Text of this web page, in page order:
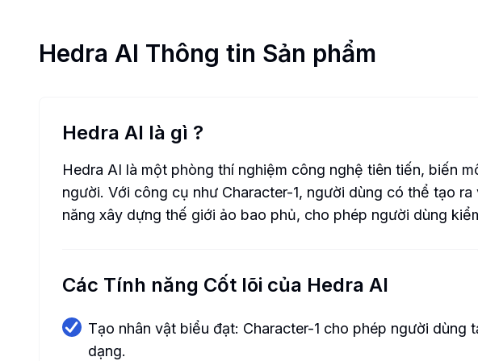
Hedra AI Thông tin Sản phẩm
Hedra AI là gì ?
Hedra AI là một phòng thí nghiệm công nghệ tiên tiến, biến
người. Với công cụ như Character-1, người dùng có thể tạo
năng xây dựng thế giới ảo bao phủ, cho phép người dùng
Các Tính năng Cốt lõi của Hedra AI
Tạo nhân vật biểu đạt: Character-1 cho phép người
dạng.